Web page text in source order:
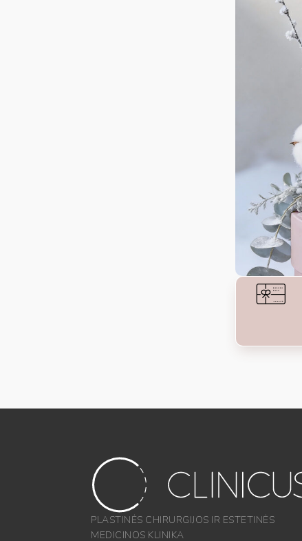
PLASTINĖS CHIRURGIJOS IR ESTETINĖS
MEDICINOS KLINIKA